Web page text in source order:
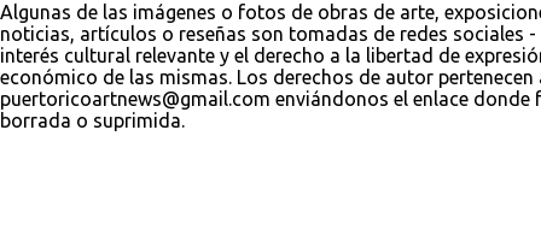
Algunas de las imágenes o fotos de obras de arte,
noticias, artículos o reseñas son tomadas de redes sociales
interés cultural relevante y el derecho a la libertad de
económico de las mismas. Los derechos de autor
puertoricoartnews@gmail.com enviándonos el enlace
borrada o suprimida.